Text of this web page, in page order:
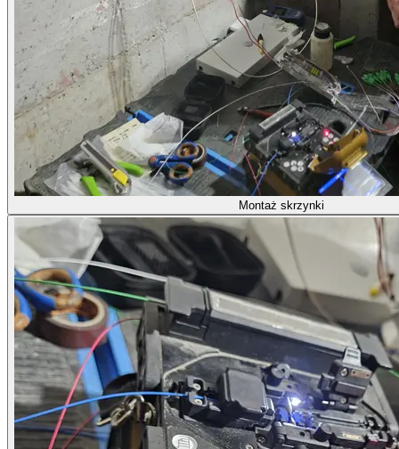
Montaż skrzynki